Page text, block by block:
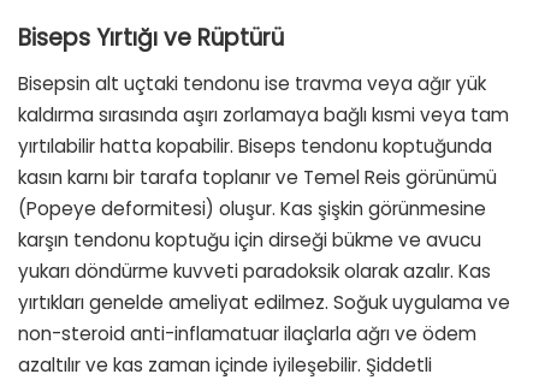
Biseps Yırtığı ve Rüptürü
Bisepsin alt uçtaki tendonu ise travma veya ağır yük
kaldırma sırasında aşırı zorlamaya bağlı kısmi veya tam
yırtılabilir hatta kopabilir. Biseps tendonu koptuğunda
kasın karnı bir tarafa toplanır ve Temel Reis görünümü
(Popeye deformitesi) oluşur. Kas şişkin görünmesine
karşın tendonu koptuğu için dirseği bükme ve avucu
yukarı döndürme kuvveti paradoksik olarak azalır. Kas
yırtıkları genelde ameliyat edilmez. Soğuk uygulama ve
non-steroid anti-inflamatuar ilaçlarla ağrı ve ödem
azaltılır ve kas zaman içinde iyileşebilir. Şiddetli